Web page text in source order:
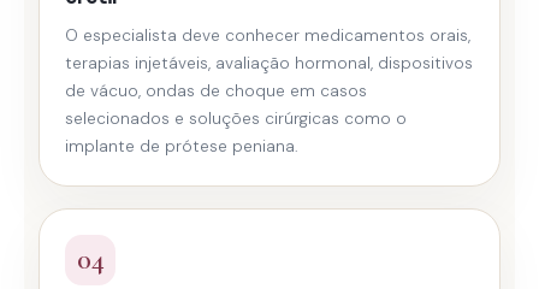
O especialista deve conhecer medicamentos orais,
terapias injetáveis, avaliação hormonal, dispositivos
de vácuo, ondas de choque em casos
selecionados e soluções cirúrgicas como o
implante de prótese peniana.
04